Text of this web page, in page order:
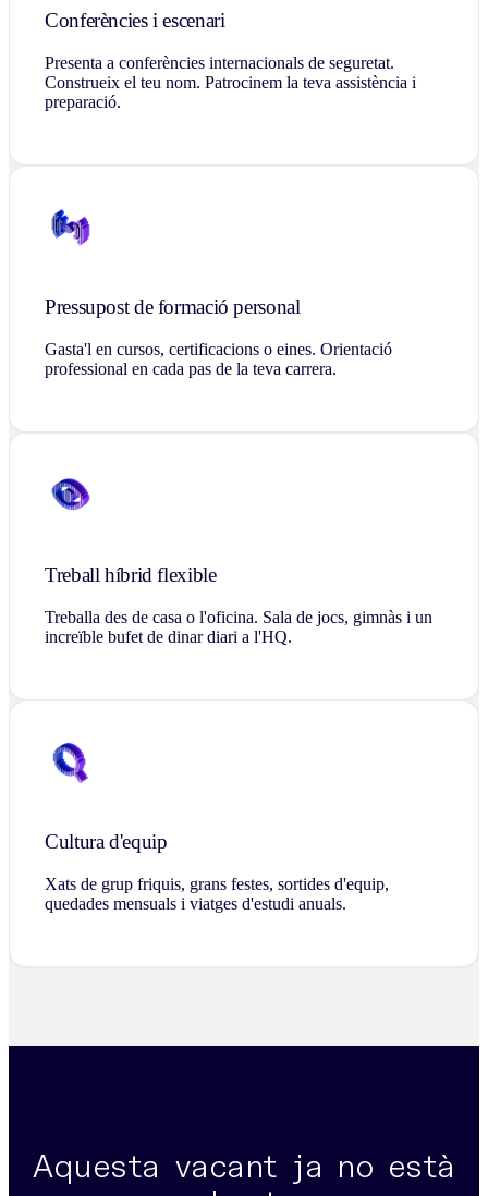
Conferències i escenari
Presenta a conferències internacionals de seguretat.
Construeix el teu nom. Patrocinem la teva assistència i
preparació.
Pressupost de formació personal
Gasta'l en cursos, certificacions o eines. Orientació
professional en cada pas de la teva carrera.
Treball híbrid flexible
Treballa des de casa o l'oficina. Sala de jocs, gimnàs i un
increïble bufet de dinar diari a l'HQ.
Cultura d'equip
Xats de grup friquis, grans festes, sortides d'equip,
quedades mensuals i viatges d'estudi anuals.
Aquesta vacant ja no està